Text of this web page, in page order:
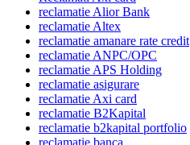
reclamatie Alior Bank
reclamatie Altex
reclamatie amanare rate credit
reclamatie ANPC/OPC
reclamatie APS Holding
reclamatie asigurare
reclamatie Axi card
reclamatie B2Kapital
reclamatie b2kapital portfolio